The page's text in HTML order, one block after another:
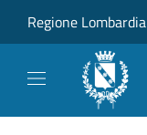
Regione Lombardia